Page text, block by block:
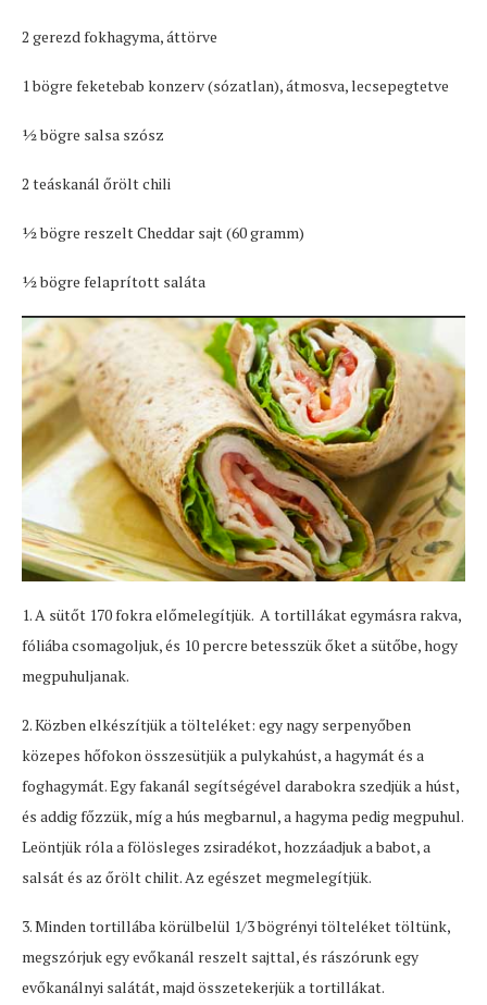
2 gerezd fokhagyma, áttörve
1 bögre feketebab konzerv (sózatlan), átmosva, lecsepegtetve
1⁄2 bögre salsa szósz
2 teáskanál őrölt chili
1⁄2 bögre reszelt Cheddar sajt (60 gramm)
1⁄2 bögre felaprított saláta
1. A sütőt 170 fokra előmelegítjük. A tortillákat egymásra rakva,
fóliába csomagoljuk, és 10 percre betesszük őket a sütőbe, hogy
megpuhuljanak.
2. Közben elkészítjük a tölteléket: egy nagy serpenyőben
közepes hőfokon összesütjük a pulykahúst, a hagymát és a
foghagymát. Egy fakanál segítségével darabokra szedjük a húst,
és addig főzzük, míg a hús megbarnul, a hagyma pedig megpuhul.
Leöntjük róla a fölösleges zsiradékot, hozzáadjuk a babot, a
salsát és az őrölt chilit. Az egészet megmelegítjük.
3. Minden tortillába körülbelül 1/3 bögrényi tölteléket töltünk,
megszórjuk egy evőkanál reszelt sajttal, és rászórunk egy
evőkanálnyi salátát, majd összetekerjük a tortillákat.